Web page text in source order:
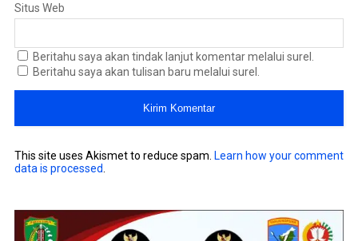
Situs Web
Beritahu saya akan tindak lanjut komentar melalui surel.
Beritahu saya akan tulisan baru melalui surel.
This site uses Akismet to reduce spam. Learn how your comment
data is processed